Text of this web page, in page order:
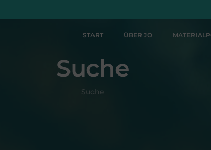
START ÜBER JO
Suche
Suche